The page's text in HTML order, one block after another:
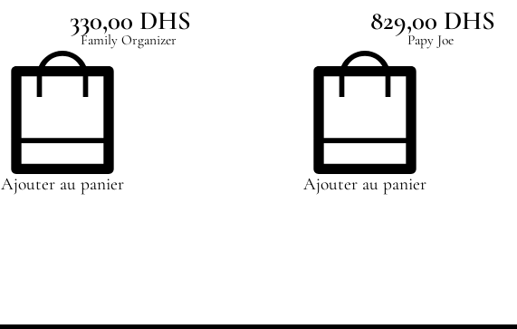
Family Organizer
330,00 DHS
Ajouter au panier
Papy Joe
829,00 DHS
Ajouter au panier